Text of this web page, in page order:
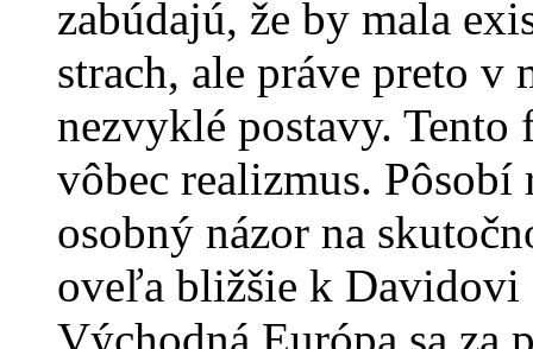
zabúdajú, že by mala
strach, ale práve preto
nezvyklé postavy.
vôbec realizmus.
osobný názor na
oveľa bližšie k
Východná Európa sa za